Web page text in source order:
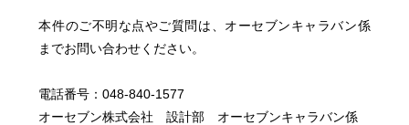
本件のご不明な点やご質問は、オーセブンキャラバン係
までお問い合わせください。
電話番号：048-840-1577
オーセブン株式会社 設計部 オーセブンキャラバン係